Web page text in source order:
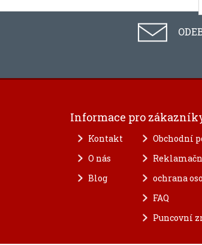
Informace pro
Kontakt
O nás
Blog
Obchodní
ochrana
FAQ
Puncovní